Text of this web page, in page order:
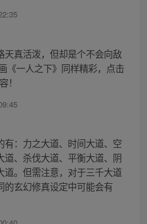
天真活泼，但却是个不会向敌
《一人之下》同样精彩，点击
！
有：力之大道、时间大道、空
道、杀伐大道、平衡大道、阴
道。但需注意，对于三千大道
的玄幻修真设定中可能会有